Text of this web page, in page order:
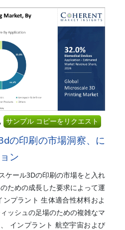
サンプル コピーをリクエスト
の印刷の市場洞察、に
ン
ケール3Dの印刷の市場をと入れ
ための成長した要求によって運
ンプラント 生体適合性材料およ
ッシュの足場のための複雑なマ
インプラント 航空宇宙および